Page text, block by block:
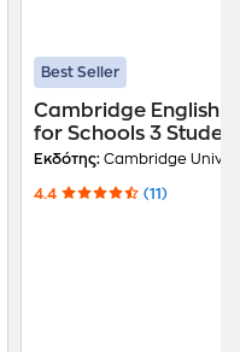
Best Seller
Cambridge English
for Schools 3
Book without
Εκδότης: Cambridge
4.4 (11)